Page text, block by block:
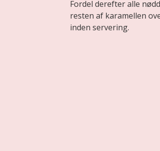
Fordel derefter alle
resten af karamellen
inden servering.